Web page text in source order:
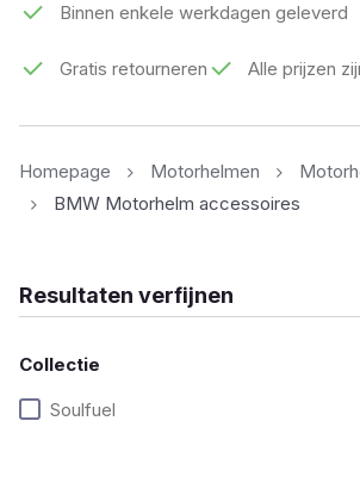
Binnen enkele werkdagen geleverd
Gratis retourneren Alle prijzen
Homepage Motorhelmen
BMW Motorhelm accessoires
Resultaten verfijnen
Collectie
Soulfuel